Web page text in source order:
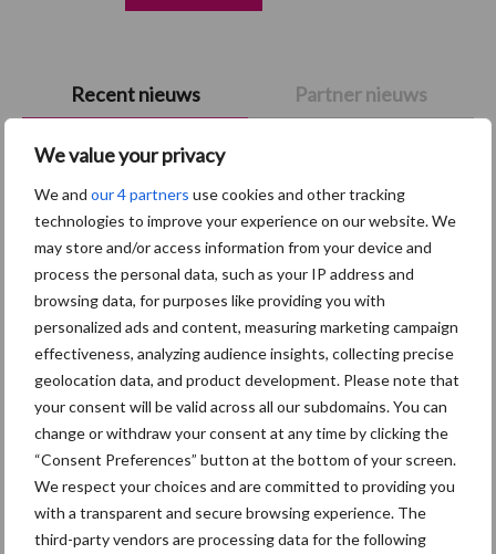
We value your privacy
We and our 4 partners use cookies and other tracking
technologies to improve your experience on our website. We
may store and/or access information from your device and
process the personal data, such as your IP address and
browsing data, for purposes like providing you with
personalized ads and content, measuring marketing campaign
effectiveness, analyzing audience insights, collecting precise
geolocation data, and product development. Please note that
your consent will be valid across all our subdomains. You can
change or withdraw your consent at any time by clicking the
“Consent Preferences” button at the bottom of your screen.
We respect your choices and are committed to providing you
with a transparent and secure browsing experience. The
third-party vendors are processing data for the following
Primaire
Sidebar
Recent nieuws Partner nieuws
7 aug
Britse varkenssector vreest
7 aug
Hittestress: wat gebeurt er en hoe
kunnen we het voorkomen?
5 aug
“Vraag naar praktische
hygieneoplossingen is in Polen
groter dan ooit”
5 aug
Eliminatieprotocol voor
Mycoplasma hyopneumoniae